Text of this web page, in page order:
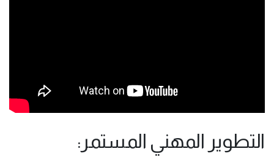
التطوير المهني المستمر: